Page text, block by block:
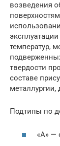
возведения
температур,
твердости
составе
металлургии,
Подтипы по
«A» —